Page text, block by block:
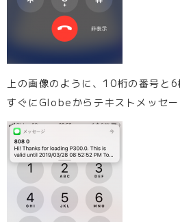
上の画像のように、10桁の番号と6
すぐにGlobeからテキストメッセー